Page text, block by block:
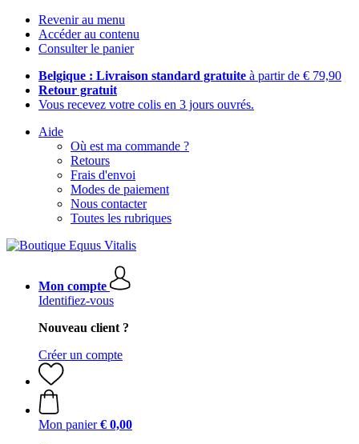
Revenir au menu
Accéder au contenu
Consulter le panier
Belgique : Livraison standard gratuite à partir de € 79,90
Retour gratuit
Vous recevez votre colis en 3 jours ouvrés.
Aide
Où est ma commande ?
Retours
Frais d'envoi
Modes de paiement
Nous contacter
Toutes les rubriques
Mon compte
Identifiez-vous
Nouveau client ?
Créer un compte
Mon panier € 0,00